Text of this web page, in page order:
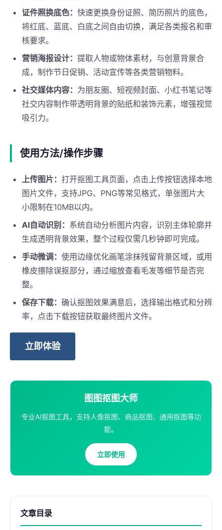
证件照换底色： 快速更换身份证照、简历照片的底色，
将红底、蓝底、白底之间自由切换，满足各类报名和审
核要求。
营销海报设计： 提取人物或物体素材，与创意背景合
成，制作节日促销、活动宣传等各类营销物料。
社交媒体内容： 为朋友圈、短视频封面、小红书笔记等
社交内容制作带透明背景的贴纸和装饰元素，增强视觉
吸引力。
使用方法/操作步骤
上传图片： 打开抠图工具页面，点击上传按钮选择本地
图片文件，支持JPG、PNG等常见格式，单张图片大
小限制在10MB以内。
AI自动识别： 系统自动分析图片内容，识别主体轮廓并
生成透明背景效果，整个过程仅需几秒钟即可完成。
手动微调： 使用边缘优化画笔涂抹残留背景区域，或用
橡皮擦除误抠部分，通过缩放查看毛发等细节是否完
整。
保存下载： 确认抠图效果满意后，选择输出格式和分辨
率，点击下载按钮获取最终图片文件。
立即体验
图图抠图大师
专业AI抠图工具，支持人像抠图、商品抠图、通用抠图等功
能。
立即使用
文章目录